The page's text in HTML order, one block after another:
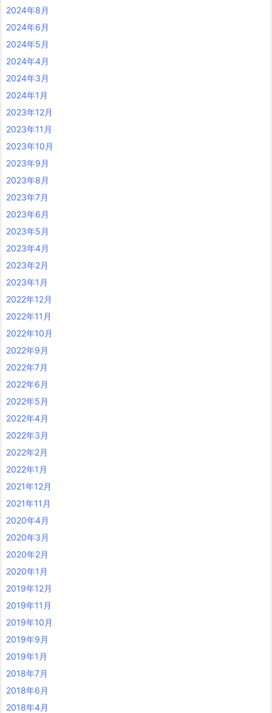
2024年8月
2024年6月
2024年5月
2024年4月
2024年3月
2024年1月
2023年12月
2023年11月
2023年10月
2023年9月
2023年8月
2023年7月
2023年6月
2023年5月
2023年4月
2023年2月
2023年1月
2022年12月
2022年11月
2022年10月
2022年9月
2022年7月
2022年6月
2022年5月
2022年4月
2022年3月
2022年2月
2022年1月
2021年12月
2021年11月
2020年4月
2020年3月
2020年2月
2020年1月
2019年12月
2019年11月
2019年10月
2019年9月
2019年1月
2018年7月
2018年6月
2018年4月